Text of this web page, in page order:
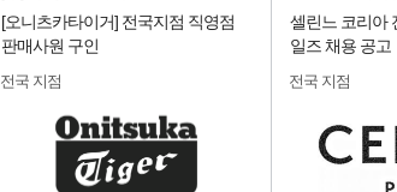
[오니츠카타이거] 전국지점 직영점
판매사원 구인
전국 지점
셀린느 코리아
일즈 채용 공고
전국 지점